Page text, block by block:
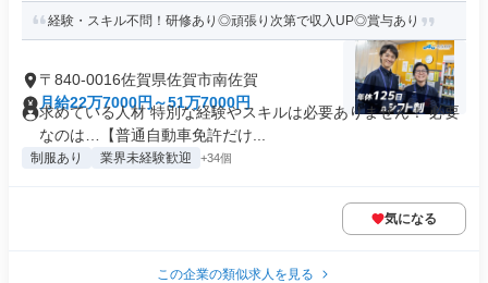
経験・スキル不問！研修あり◎頑張り次第で収入UP◎賞与あり
〒840-0016佐賀県佐賀市南佐賀
月給22万7000円～51万7000円
求めている人材 特別な経験やスキルは必要ありません！ 必要
なのは…【普通自動車免許だけ...
制服あり 業界未経験歓迎 +34個
気になる
この企業の類似求人を見る